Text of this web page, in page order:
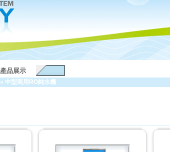
產品展示
» 中型商用RO純水機